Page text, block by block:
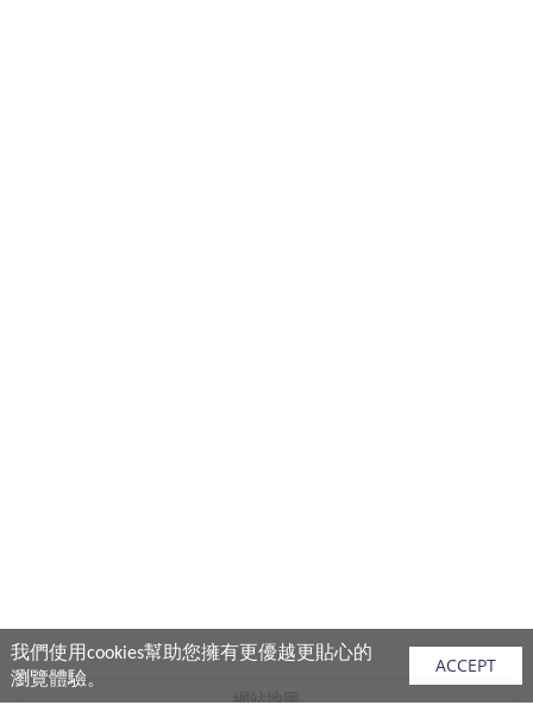
網站地圖
我們使用cookies幫助您擁有更優越更貼心的
瀏覽體驗。
ACCEPT